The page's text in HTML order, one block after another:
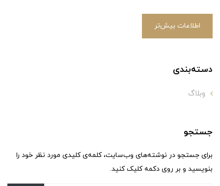
اطلاعات بیش‌تر
دسته‌بندی
وبلاگ
جستجو
برای جستجو در نوشته‌های وب‌سایت، کلمه‌ی کلیدی مورد نظر خود را
بنویسید و بر روی دکمه کلیک کنید.